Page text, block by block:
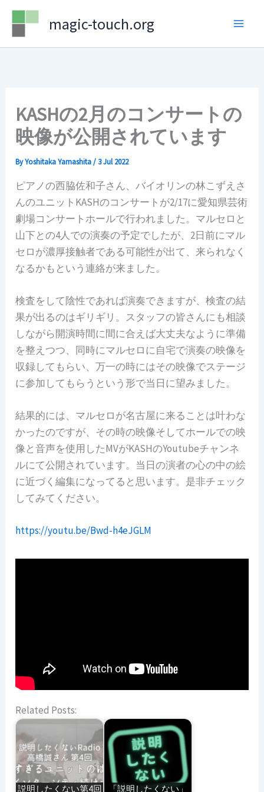
Skip
content
magic-touch.org
KASHの2月のコンサートの
映像が公開されています
ByYoshitaka Yamashita/ 3 Jul 2022
ピアノの西脇佐和子さん、バイオリンの林こずえさ
んのユニットKASHのコンサートが2/17に愛知県芸術
劇場コンサートホールで行われました。マルセロと
山下との4人での演奏の予定でしたが、2日前にマル
セロが濃厚接触者である可能性が出て、来られなく
なるかもという連絡が来ました。
検査をして陰性であれば演奏できますが、検査の結
果が出るのはギリギリ。スタッフの皆さんにも相談
しながら開演時間に間に合えば大丈夫なように準備
を整えつつ、同時にマルセロに自宅で演奏の映像を
収録してもらい、万一の時にはその映像でステージ
に参加してもらうという形で当日に望みました。
結果的には、マルセロが名古屋に来ることは叶わな
かったのですが、その時の映像そしてホールでの映
像と音声を使用したMVがKASHのYoutubeチャンネ
ルにて公開されています。当日の演者の心の中の絵
に近づく編集になってると思います。是非チェック
してみてください。
https://youtu.be/Bwd-h4eJGLM
Related Posts:
説明したくない第4回 「説明したくない」